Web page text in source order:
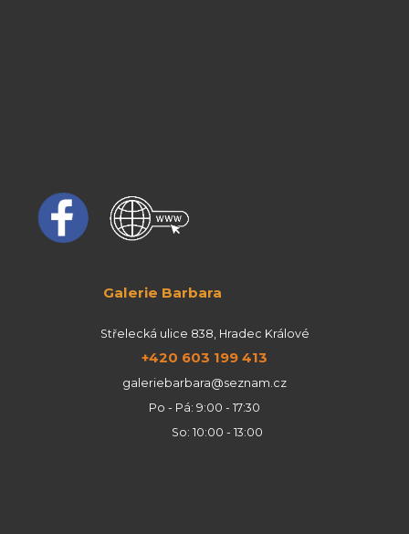
Galerie Barbara
Střelecká ulice 838, Hradec Králové
+420 603 199 413
galeriebarbara@seznam.cz
Po - Pá: 9:00 - 17:30
So: 10:00 - 13:00